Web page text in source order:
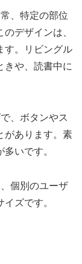
、特定の部位
デザインは、
す。リビングル
きや、読書中に
、ボタンやス
があります。素
いです。
個別のユーザ
ズです。